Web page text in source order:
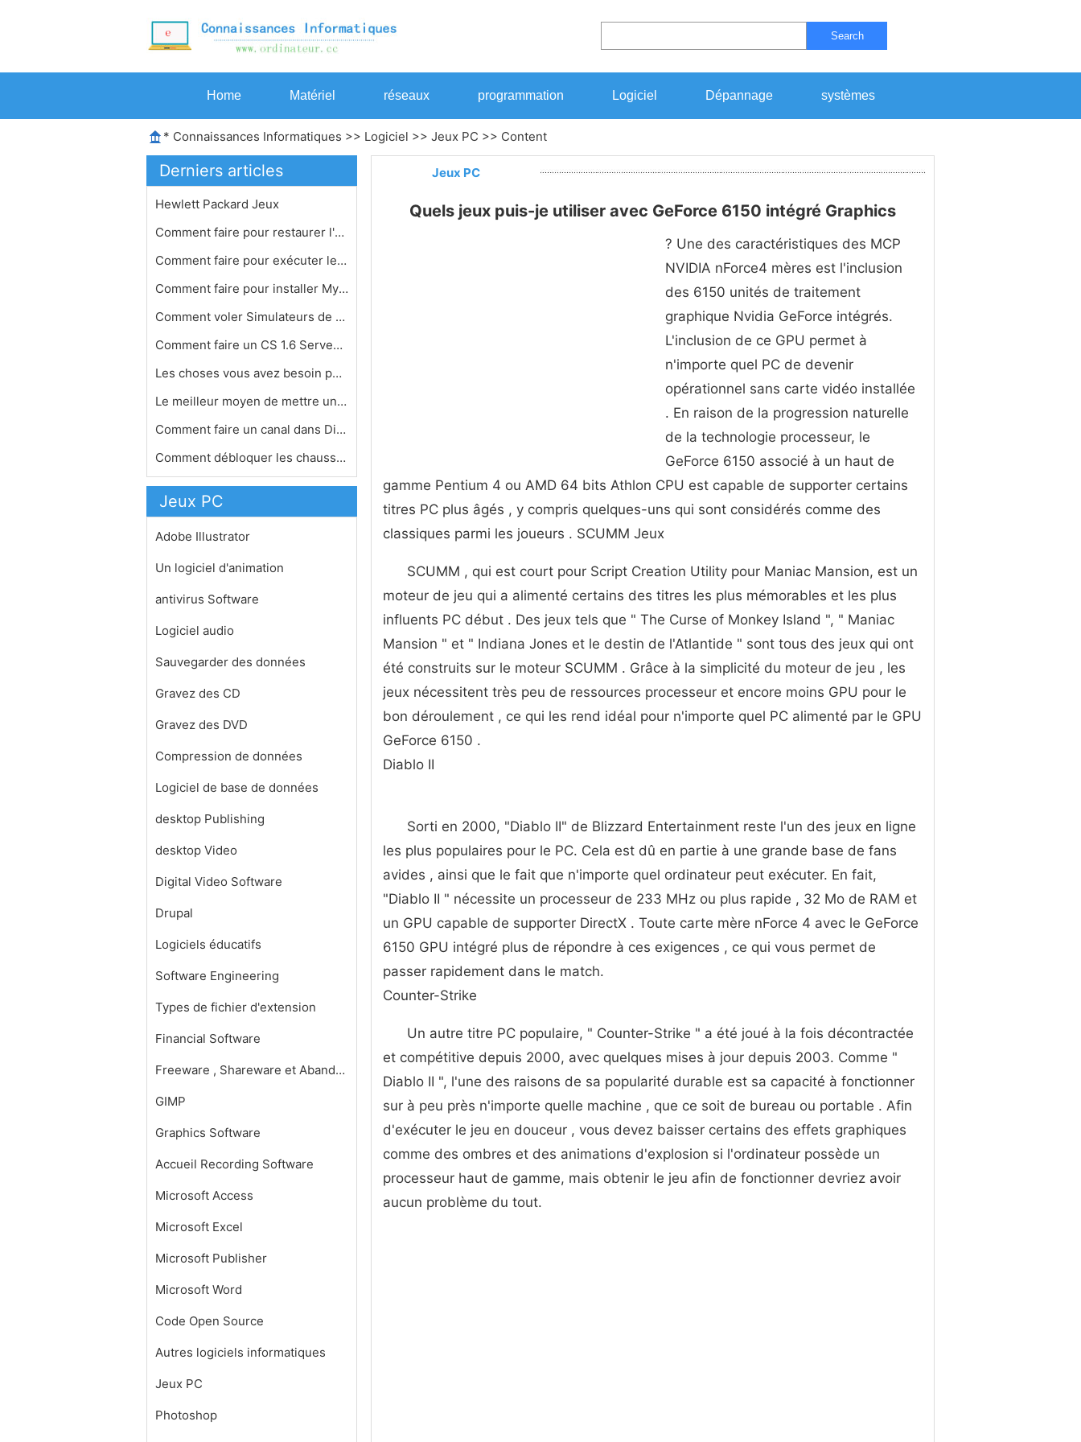
Search
Home Matériel réseaux programmation Logiciel Dépannage systèmes
* Connaissances Informatiques >> Logiciel >> Jeux PC >> Content
Derniers articles
Hewlett Packard Jeux
Comment faire pour restaurer l'origi…
Comment faire pour exécuter les anc…
Comment faire pour installer Myst IV…
Comment voler Simulateurs de vol
Comment faire un CS 1.6 Serveur Déd…
Les choses vous avez besoin pour un …
Le meilleur moyen de mettre un cheva…
Comment faire un canal dans Diablo 2…
Comment débloquer les chaussures de…
Jeux PC
Adobe Illustrator
Un logiciel d'animation
antivirus Software
Logiciel audio
Sauvegarder des données
Gravez des CD
Gravez des DVD
Compression de données
Logiciel de base de données
desktop Publishing
desktop Video
Digital Video Software
Drupal
Logiciels éducatifs
Software Engineering
Types de fichier d'extension
Financial Software
Freeware , Shareware et Abandonware
GIMP
Graphics Software
Accueil Recording Software
Microsoft Access
Microsoft Excel
Microsoft Publisher
Microsoft Word
Code Open Source
Autres logiciels informatiques
Jeux PC
Photoshop
Jeux PC
Quels jeux puis-je utiliser avec GeForce 6150 intégré Graphics
? Une des caractéristiques des MCP
NVIDIA nForce4 mères est l'inclusion
des 6150 unités de traitement
graphique Nvidia GeForce intégrés.
L'inclusion de ce GPU permet à
n'importe quel PC de devenir
opérationnel sans carte vidéo installée
. En raison de la progression naturelle
de la technologie processeur, le
GeForce 6150 associé à un haut de
gamme Pentium 4 ou AMD 64 bits Athlon CPU est capable de supporter certains
titres PC plus âgés , y compris quelques-uns qui sont considérés comme des
classiques parmi les joueurs . SCUMM Jeux
SCUMM , qui est court pour Script Creation Utility pour Maniac Mansion, est un
moteur de jeu qui a alimenté certains des titres les plus mémorables et les plus
influents PC début . Des jeux tels que " The Curse of Monkey Island ", " Maniac
Mansion " et " Indiana Jones et le destin de l'Atlantide " sont tous des jeux qui ont
été construits sur le moteur SCUMM . Grâce à la simplicité du moteur de jeu , les
jeux nécessitent très peu de ressources processeur et encore moins GPU pour le
bon déroulement , ce qui les rend idéal pour n'importe quel PC alimenté par le GPU
GeForce 6150 .
Diablo II
Sorti en 2000, "Diablo II" de Blizzard Entertainment reste l'un des jeux en ligne
les plus populaires pour le PC. Cela est dû en partie à une grande base de fans
avides , ainsi que le fait que n'importe quel ordinateur peut exécuter. En fait,
"Diablo II " nécessite un processeur de 233 MHz ou plus rapide , 32 Mo de RAM et
un GPU capable de supporter DirectX . Toute carte mère nForce 4 avec le GeForce
6150 GPU intégré plus de répondre à ces exigences , ce qui vous permet de
passer rapidement dans le match.
Counter-Strike
Un autre titre PC populaire, " Counter-Strike " a été joué à la fois décontractée
et compétitive depuis 2000, avec quelques mises à jour depuis 2003. Comme "
Diablo II ", l'une des raisons de sa popularité durable est sa capacité à fonctionner
sur à peu près n'importe quelle machine , que ce soit de bureau ou portable . Afin
d'exécuter le jeu en douceur , vous devez baisser certains des effets graphiques
comme des ombres et des animations d'explosion si l'ordinateur possède un
processeur haut de gamme, mais obtenir le jeu afin de fonctionner devriez avoir
aucun problème du tout.